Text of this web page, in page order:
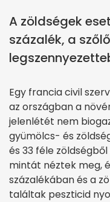
A zöldségek
százalék, a
Egy francia civil
az országban a
jelenlétét nem
gyümölcs- és
és 33 féle
mintát néztek meg,
százalékában és a
találtak peszticid